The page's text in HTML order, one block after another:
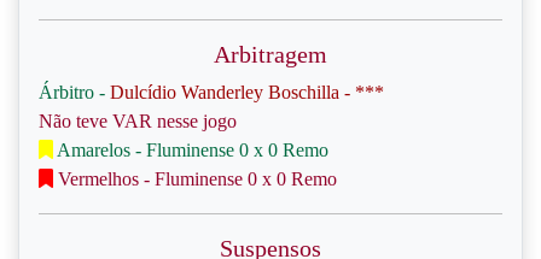
Arbitragem
Árbitro - Dulcídio Wanderley Boschilla - ***
Não teve VAR nesse jogo
Amarelos - Fluminense 0 x 0 Remo
Vermelhos - Fluminense 0 x 0 Remo
Suspensos